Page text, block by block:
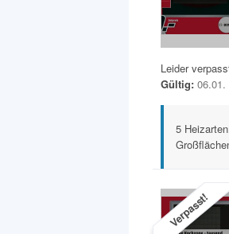
Leider
Gültig: 06.01.
5
Verpasst!